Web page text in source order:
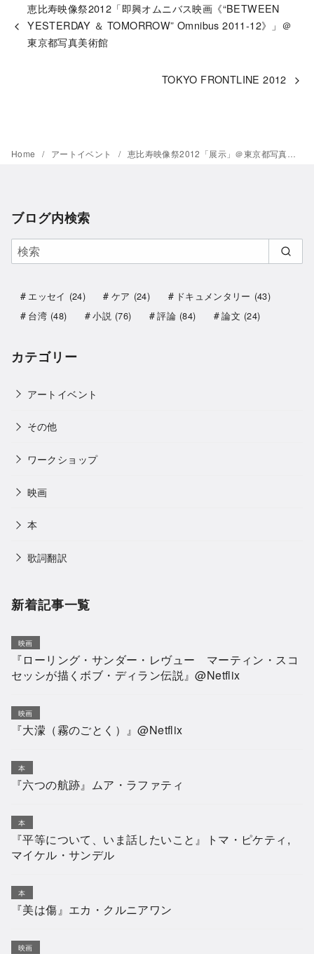
恵比寿映像祭2012「即興オムニバス映画《“BETWEEN
YESTERDAY ＆ TOMORROW” Omnibus 2011-12》」＠
東京都写真美術館
TOKYO FRONTLINE 2012
Home アートイベント 恵比寿映像祭2012「展示」＠東京都写真美術館
ブログ内検索
エッセイ (24) ケア (24) ドキュメンタリー (43)
台湾 (48) 小説 (76) 評論 (84) 論文 (24)
カテゴリー
アートイベント
その他
ワークショップ
映画
本
歌詞翻訳
新着記事一覧
映画
『ローリング・サンダー・レヴュー マーティン・スコ
セッシが描くボブ・ディラン伝説』@Netflix
映画
『大濛（霧のごとく）』@Netflix
本
『六つの航跡』ムア・ラファティ
本
『平等について、いま話したいこと』トマ・ピケティ,
マイケル・サンデル
本
『美は傷』エカ・クルニアワン
映画